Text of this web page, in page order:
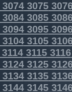
3075
3085
3095
3105
31153116
3125
3135
3145